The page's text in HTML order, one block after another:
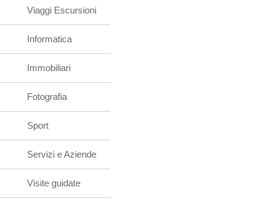
Viaggi Escursioni
Informatica
Immobiliari
Fotografia
Sport
Servizi e Aziende
Visite guidate